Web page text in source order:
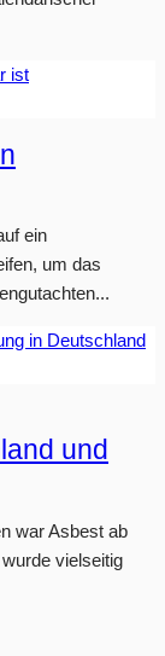
ein
um das
und
war Asbest ab
vielseitig